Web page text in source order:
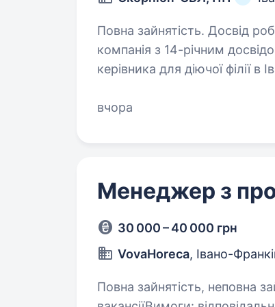
Повна зайнятість. Досвід роботи
компанія з 14-річним
керівника для діючої філії
вчора
Менеджер з
30 000 – 40 000 грн
VovaHoreca, Івано-
Повна зайнятість, неповна